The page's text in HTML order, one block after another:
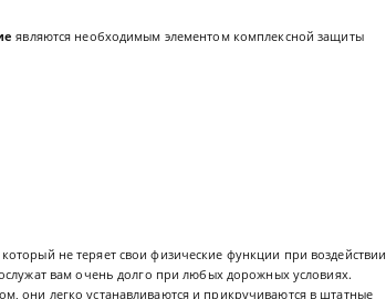
являются необходимым элементом комплексной защиты
не теряет свои физические функции при воздействии
вам очень долго при любых дорожных условиях.
они легко устанавливаются и прикручиваются в штатные